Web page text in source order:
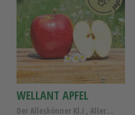
WELLANT APFEL
Der Alleskönner Kl.I , Allergiker Apfel Wellant